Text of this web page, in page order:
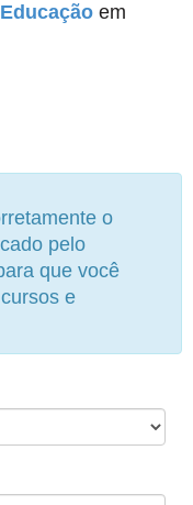
em
o
pelo
que você
e